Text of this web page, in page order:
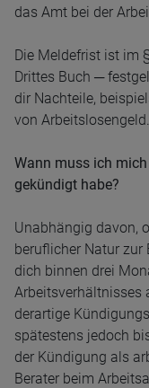
das Amt bei der
Die Meldefrist ist im
Drittes Buch ─
dir Nachteile,
von Arbeitslosengeld.
Wann muss ich
gekündigt habe?
Unabhängig davon,
beruflicher Natur
dich binnen drei
Arbeitsverhältnisses
derartige
spätestens jedoch
der Kündigung als
Berater beim